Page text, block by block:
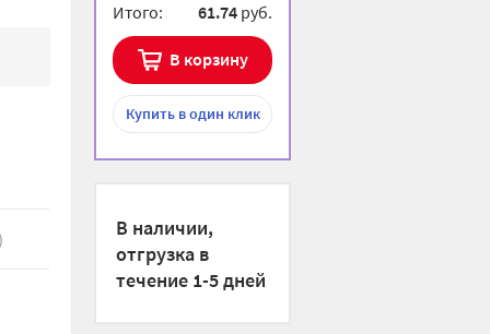
Итого: 61.74 руб.
В корзину
Купитьв один клик
В наличии,
отгрузка в
течение 1-5 дней